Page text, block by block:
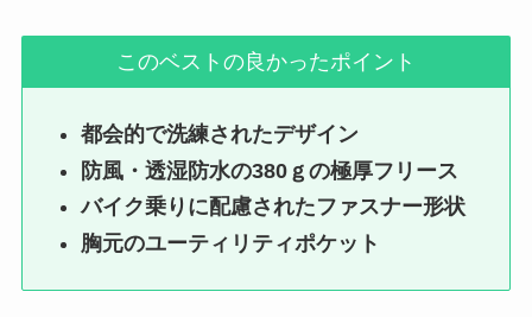
このベストの良かったポイント
都会的で洗練されたデザイン
防風・透湿防水の380ｇの極厚フリース
バイク乗りに配慮されたファスナー形状
胸元のユーティリティポケット